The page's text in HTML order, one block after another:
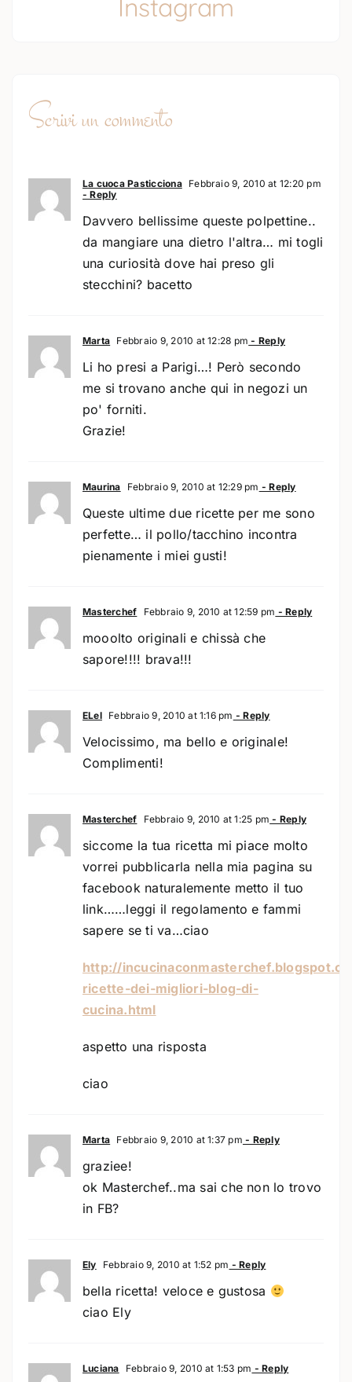
Instagram
Scrivi un commento
La cuoca Pasticciona
Febbraio 9, 2010 at 12:20 pm
- Reply
Davvero bellissime queste polpettine..
da mangiare una dietro l'altra… mi togli
una curiosità dove hai preso gli
stecchini? bacetto
Marta Febbraio 9, 2010 at 12:28 pm - Reply
Li ho presi a Parigi…! Però secondo
me si trovano anche qui in negozi un
po' forniti.
Grazie!
Maurina Febbraio 9, 2010 at 12:29 pm - Reply
Queste ultime due ricette per me sono
perfette… il pollo/tacchino incontra
pienamente i miei gusti!
Masterchef Febbraio 9, 2010 at 12:59 pm - Reply
mooolto originali e chissà che
sapore!!!! brava!!!
ELel Febbraio 9, 2010 at 1:16 pm - Reply
Velocissimo, ma bello e originale!
Complimenti!
Masterchef Febbraio 9, 2010 at 1:25 pm - Reply
siccome la tua ricetta mi piace molto
vorrei pubblicarla nella mia pagina su
facebook naturalemente metto il tuo
link……leggi il regolamento e fammi
sapere se ti va…ciao
http://
ricette-dei-migliori-blog-di-
cucina.html
aspetto una risposta
ciao
Marta Febbraio 9, 2010 at 1:37 pm - Reply
graziee!
ok Masterchef..ma sai che non lo trovo
in FB?
Ely Febbraio 9, 2010 at 1:52 pm - Reply
bella ricetta! veloce e gustosa
ciao Ely
Luciana Febbraio 9, 2010 at 1:53 pm - Reply